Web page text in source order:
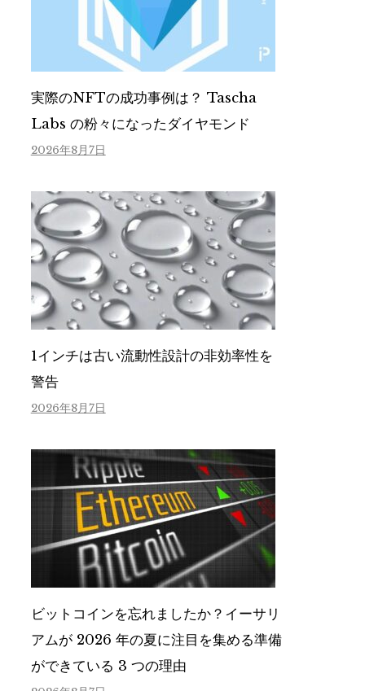
実際のNFTの成功事例は？ Tascha
Labs の粉々になったダイヤモンド
2026年8月7日
1インチは古い流動性設計の非効率性を
警告
2026年8月7日
ビットコインを忘れましたか？イーサリ
アムが 2026 年の夏に注目を集める準備
ができている 3 つの理由